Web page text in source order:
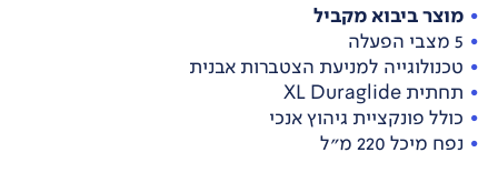
מוצר ביבוא מקביל
5 מצבי הפעלה
טכנולוגייה למניעת הצטברות אבנית
תחתית XL Duraglide
כולל פונקציית גיהוץ אנכי
נפח מיכל 220 מ”ל